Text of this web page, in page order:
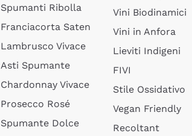
Spumanti Ribolla
Franciacorta Saten
Lambrusco Vivace
Asti Spumante
Chardonnay Vivace
Prosecco Rosé
Spumante Dolce
Vini Biodinamici
Vini in Anfora
Lieviti Indigeni
FIVI
Stile Ossidativo
Vegan Friendly
Recoltant